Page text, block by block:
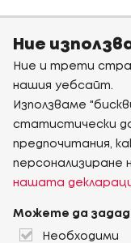
Ние
Ние и трети
нашия уебсайт.
Използваме
статистически
предпочитания,
персонализиране
нашата
Можете да
Необходими